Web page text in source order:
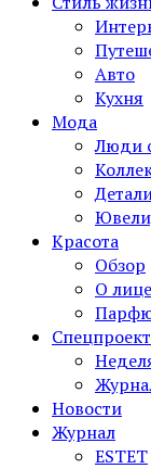
Авто
Кухня
Мода
Люди
Красота
Обзор
О
Новости
Журнал
ESTET